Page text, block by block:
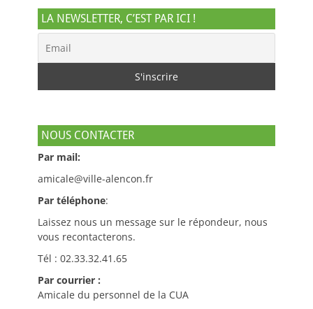
LA NEWSLETTER, C’EST PAR ICI !
NOUS CONTACTER
Par mail:
amicale@ville-alencon.fr
Par téléphone:
Laissez nous un message sur le répondeur, nous
vous recontacterons.
Tél : 02.33.32.41.65
Par courrier :
Amicale du personnel de la CUA